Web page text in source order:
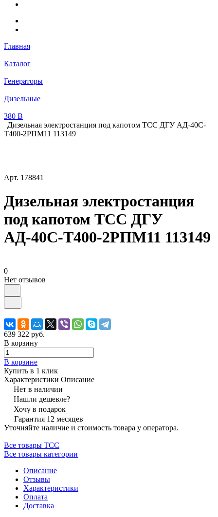
Главная
Каталог
Генераторы
Дизельные
380 В
Дизельная электростанция под капотом ТСС ДГУ АД-40С-
Т400-2РПМ11 113149
Арт. 178841
Дизельная электростанция
под капотом ТСС ДГУ
АД-40С-Т400-2РПМ11 113149
0
Нет отзывов
639 322 руб.
В корзину
В корзине
Купить в 1 клик
Характеристики Описание
Нет в наличии
Нашли дешевле?
Хочу в подарок
Гарантия 12 месяцев
Уточняйте наличие и стоимость товара у оператора.
Все товары ТСС
Все товары категории
Описание
Отзывы
Характеристики
Оплата
Доставка